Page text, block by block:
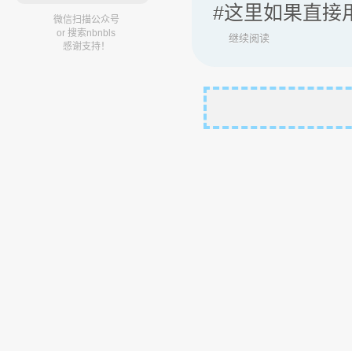
微信扫描公众号
or 搜索nbnbls
感谢支持！
#这里如果直
继续阅读